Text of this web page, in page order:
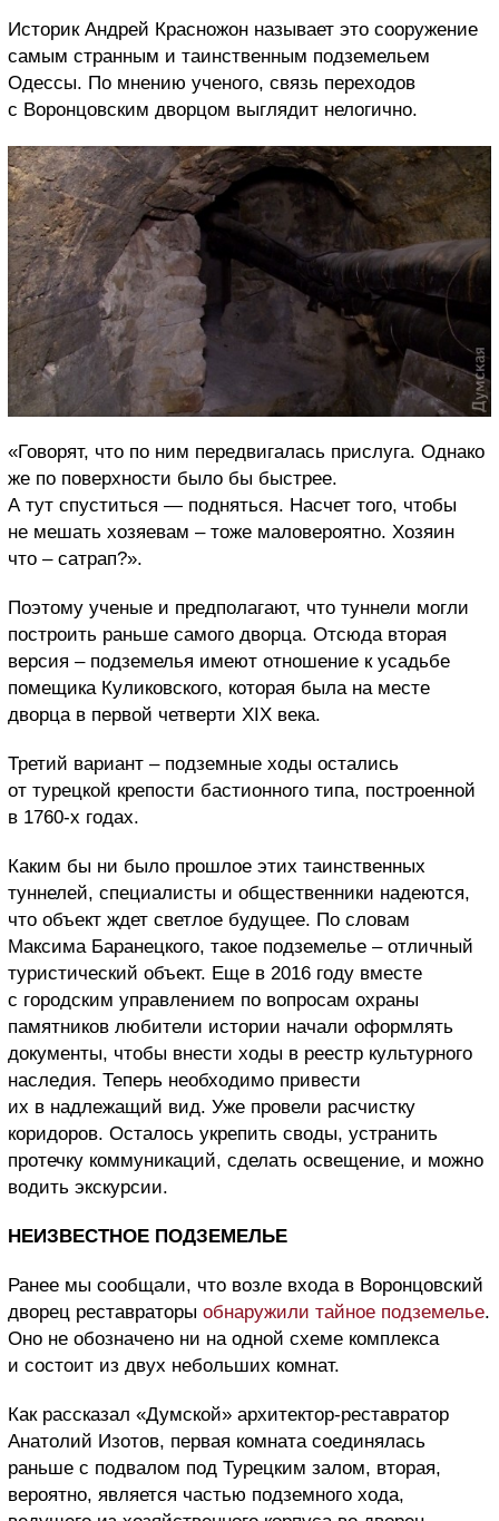
Историк Андрей Красножон называет это сооружение
самым странным и таинственным подземельем
Одессы. По мнению ученого, связь переходов
с Воронцовским дворцом выглядит нелогично.
«Говорят, что по ним передвигалась прислуга. Однако
же по поверхности было бы быстрее.
А тут спуститься — подняться. Насчет того, чтобы
не мешать хозяевам – тоже маловероятно. Хозяин
что – сатрап?».
Поэтому ученые и предполагают, что туннели могли
построить раньше самого дворца. Отсюда вторая
версия – подземелья имеют отношение к усадьбе
помещика Куликовского, которая была на месте
дворца в первой четверти XIX века.
Третий вариант – подземные ходы остались
от турецкой крепости бастионного типа, построенной
в 1760-х годах.
Каким бы ни было прошлое этих таинственных
туннелей, специалисты и общественники надеются,
что объект ждет светлое будущее. По словам
Максима Баранецкого, такое подземелье – отличный
туристический объект. Еще в 2016 году вместе
с городским управлением по вопросам охраны
памятников любители истории начали оформлять
документы, чтобы внести ходы в реестр культурного
наследия. Теперь необходимо привести
их в надлежащий вид. Уже провели расчистку
коридоров. Осталось укрепить своды, устранить
протечку коммуникаций, сделать освещение, и можно
водить экскурсии.
НЕИЗВЕСТНОЕ ПОДЗЕМЕЛЬЕ
Ранее мы сообщали, что возле входа в Воронцовский
дворец реставраторы обнаружили тайное подземелье.
Оно не обозначено ни на одной схеме комплекса
и состоит из двух небольших комнат.
Как рассказал «Думской» архитектор-реставратор
Анатолий Изотов, первая комната соединялась
раньше с подвалом под Турецким залом, вторая,
вероятно, является частью подземного хода,